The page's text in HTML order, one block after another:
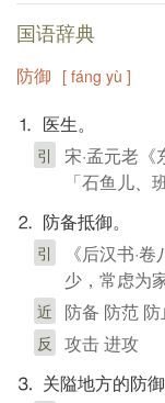
国语辞典
防御 [ fáng yù ]
⒈ 医生。
引
宋·孟元老《
「石鱼儿、
⒉ 防备抵御。
引
《后汉书·
少，常虑为
近 防备 防范
反
攻击 进攻
⒊ 关隘地方的防御